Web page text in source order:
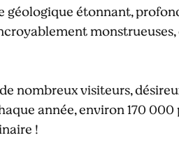
géologique étonnant,
nombreux visiteurs,
année, environ 170
!